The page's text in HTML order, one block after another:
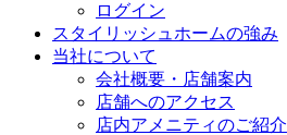
ログイン
スタイリッシュホームの強み
当社について
会社概要・店舗案内
店舗へのアクセス
店内アメニティのご紹介